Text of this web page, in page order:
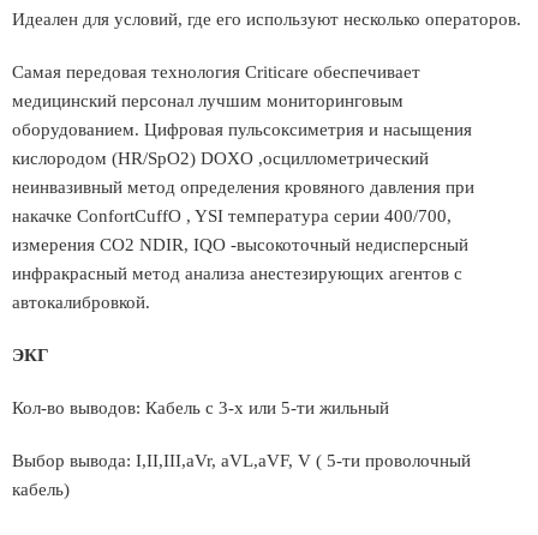
Идеален для условий, где его используют несколько операторов.
Самая передовая технология Criticare обеспечивает
медицинский персонал лучшим мониторинговым
оборудованием. Цифровая пульсоксиметрия и насыщения
кислородом (HR/SpO2) DOXO ,осциллометрический
неинвазивный метод определения кровяного давления при
накачке ConfortCuffO , YSI температура серии 400/700,
измерения CO2 NDIR, IQO -высокоточный недисперсный
инфракрасный метод анализа анестезирующих агентов с
автокалибровкой.
ЭКГ
Кол-во выводов: Кабель с 3-х или 5-ти жильный
Выбор вывода: I,II,III,aVr, aVL,aVF, V ( 5-ти проволочный
кабель)